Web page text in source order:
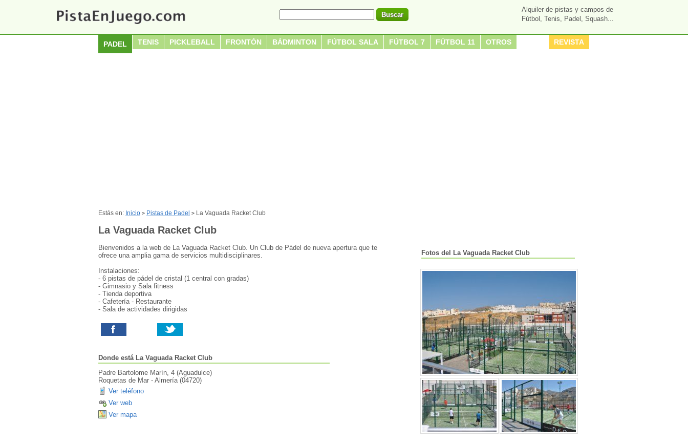
Alquiler de pistas y campos de
Fútbol, Tenis, Padel, Squash...
PADEL TENIS PICKLEBALL FRONTÓN BÁDMINTON FÚTBOL SALA FÚTBOL 7 FÚTBOL 11 OTROS REVISTA
Estás en: Inicio > Pistas de Padel > La Vaguada Racket Club
La Vaguada Racket Club
Bienvenidos a la web de La Vaguada Racket Club. Un Club de Pádel de nueva apertura que te
ofrece una amplia gama de servicios multidisciplinares.
Instalaciones:
- 6 pistas de pádel de cristal (1 central con gradas)
- Gimnasio y Sala fitness
- Tienda deportiva
- Cafetería - Restaurante
- Sala de actividades dirigidas
Donde está La Vaguada Racket Club
Padre Bartolome Marín, 4 (Aguadulce)
Roquetas de Mar - Almería(04720)
Ver teléfono
Ver web
Ver mapa
Fotos del La Vaguada Racket Club